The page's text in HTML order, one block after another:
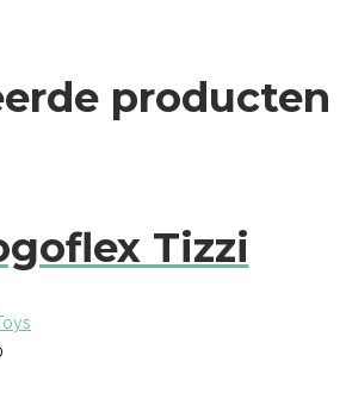
producten
Tizzi